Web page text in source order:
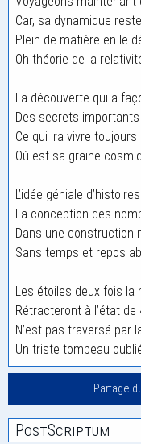
Car, sa dynamique
Plein de matière en le
Oh théorie de la
La découverte qui a
Des secrets importants
Ce qui ira vivre toujours
Où est sa graine
L’idée géniale
La conception des
Dans une construction
Sans temps et repos
Les étoiles deux fois la
Rétracteront à l’état de
N’est pas traversé par
Un triste tombeau
Partage
PostScriptum